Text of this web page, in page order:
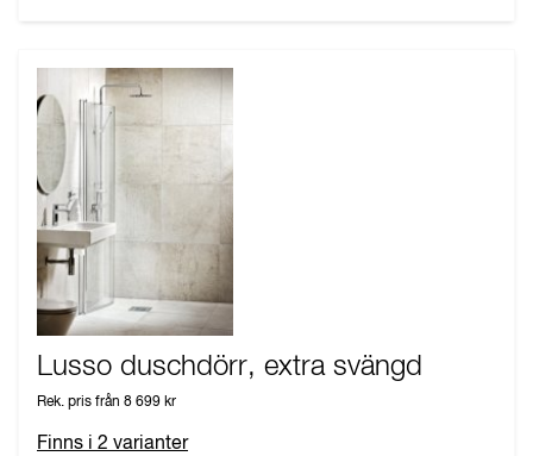
Lusso duschdörr, extra svängd
Rek. pris från 8 699 kr
Finns i 2 varianter